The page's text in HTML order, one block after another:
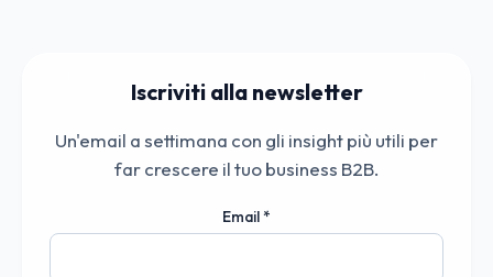
Iscriviti alla newsletter
Un'email a settimana con gli insight più utili per
far crescere il tuo business B2B.
Email*